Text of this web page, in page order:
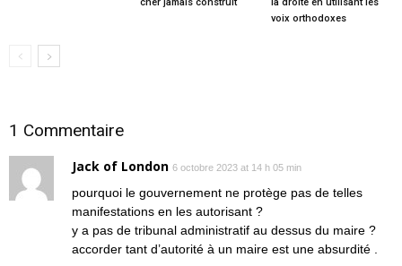
cher jamais construit
la droite en utilisant les
voix orthodoxes
1 Commentaire
Jack of London 6 octobre 2023 at 14 h 05 min
pourquoi le gouvernement ne protège pas de telles
manifestations en les autorisant ?
y a pas de tribunal administratif au dessus du maire ?
accorder tant d’autorité à un maire est une absurdité .